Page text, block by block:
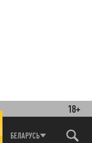
18+
БЕЛАРУСЬ